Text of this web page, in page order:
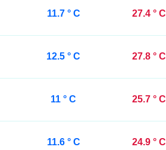
11.7 ° C 27.4 ° C
12.5 ° C 27.8 ° C
11 ° C 25.7 ° C
11.6 ° C 24.9 ° C